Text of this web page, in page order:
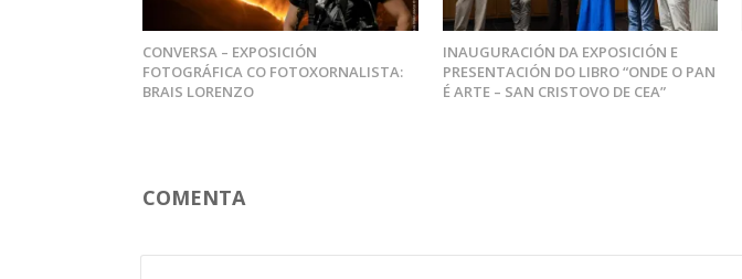
CONVERSA – EXPOSICIÓN
FOTOGRÁFICA CO FOTOXORNALISTA:
BRAIS LORENZO
INAUGURACIÓN DA EXPOSICIÓN E
PRESENTACIÓN DO LIBRO “ONDE O PAN
É ARTE – SAN CRISTOVO DE CEA”
COMENTA